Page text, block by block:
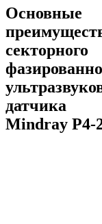
Основные
секторного
датчика
Mindray P4-